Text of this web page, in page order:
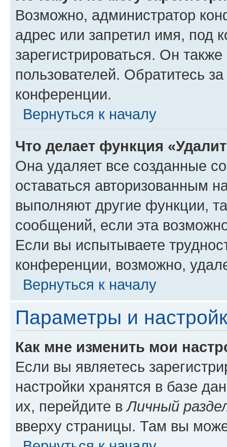
Возможно, администратор
адрес или запретил имя, под
зарегистрироваться. Он
пользователей. Обратитесь
конференции.
Вернуться к началу
Что делает функция
Она удаляет все созданные
оставаться авторизованным
выполняют другие функции,
сообщений, если эта
Если вы испытываете
конференции, возможно,
Вернуться к началу
Параметры и
Как мне изменить мои
Если вы являетесь
настройки хранятся в базе
их, перейдите вЛичный
вверху страницы. Там вы